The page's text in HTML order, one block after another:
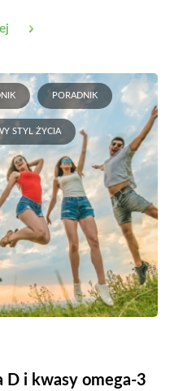
PORADNIK
STYL ŻYCIA
D i kwasy omega-3